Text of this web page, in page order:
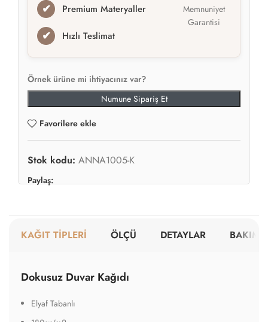
✔ Premium Materyaller
✔ Hızlı Teslimat
Örnek ürüne mi ihtiyacınız var?
Numune Sipariş Et
Favorilere ekle
Stok kodu: ANNA1005-K
Paylaş:
KAĞIT TİPLERİ ÖLÇÜ DETAYLAR BAKIM
Dokusuz Duvar Kağıdı
Elyaf Tabanlı